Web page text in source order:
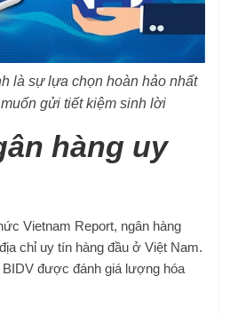
là sự lựa chọn hoàn hảo nhất
gửi tiết kiệm sinh lời
hàng uy
Vietnam Report, ngân hàng
chỉ uy tín hàng đầu ở Việt Nam.
được đánh giá lượng hóa